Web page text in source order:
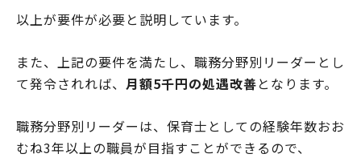
以上が要件が必要と説明しています。
また、上記の要件を満たし、職務分野別リーダーとし
て発令されれば、 月額5千円の処遇改善となります。
職務分野別リーダーは、保育士としての経験年数おお
むね3年以上の職員が目指すことができるので、